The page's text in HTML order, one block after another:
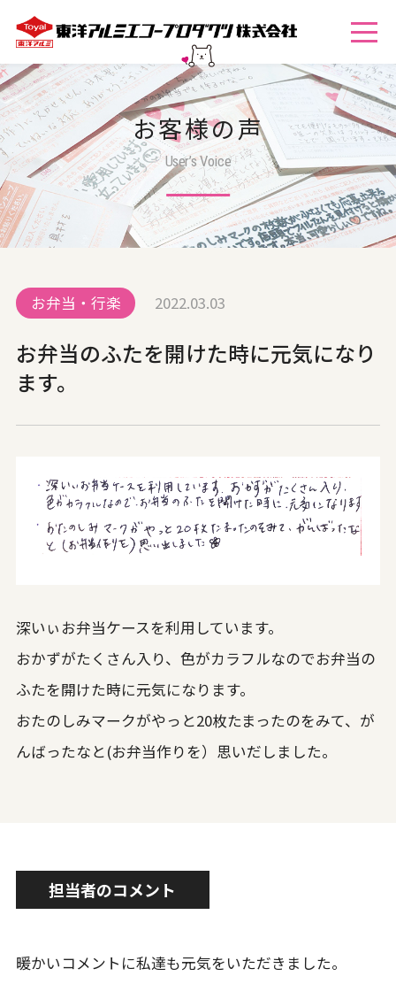
お客様の声
User’s Voice
お弁当・行楽 2022.03.03
お弁当のふたを開けた時に元気になり
ます。
深いぃお弁当ケースを利用しています。
おかずがたくさん入り、色がカラフルなのでお弁当の
ふたを開けた時に元気になります。
おたのしみマークがやっと20枚たまったのをみて、が
んばったなと(お弁当作りを）思いだしました。
担当者のコメント
暖かいコメントに私達も元気をいただきました。